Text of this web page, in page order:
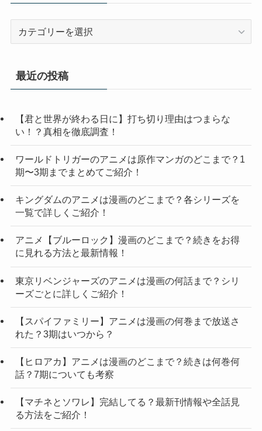
リ
最近の投稿
【君と世界が終わる日に】打ち切り理由はつまらな
い！？真相を徹底調査！
ワールドトリガーのアニメは原作マンガのどこまで？1
期〜3期までまとめてご紹介！
キングダムのアニメは漫画のどこまで？各シリーズを
一覧で詳しくご紹介！
アニメ【ブルーロック】漫画のどこまで？続きをお得
に見れる方法と最新情報！
東京リベンジャーズのアニメは漫画の何話まで？シリ
ーズごとに詳しくご紹介！
【スパイファミリー】アニメは漫画の何巻まで放送さ
れた？3期はいつから？
【ヒロアカ】アニメは漫画のどこまで？続きは何巻何
話？7期についても考察
【マチネとソワレ】完結してる？最新刊情報や全話見
る方法をご紹介！